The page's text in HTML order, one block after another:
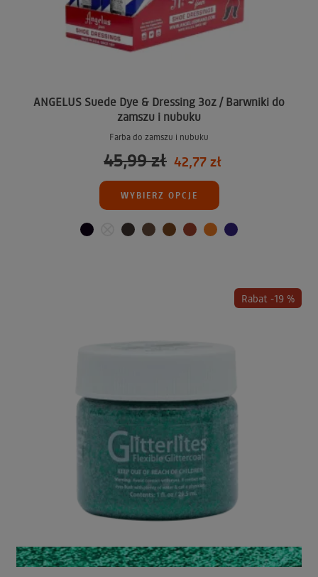
ANGELUS Suede Dye & Dressing 3oz / Barwniki do
zamszu i nubuku
Farba do zamszu i nubuku
45,99 zł 42,77 zł
WYBIERZ OPCJE
Rabat -19 %